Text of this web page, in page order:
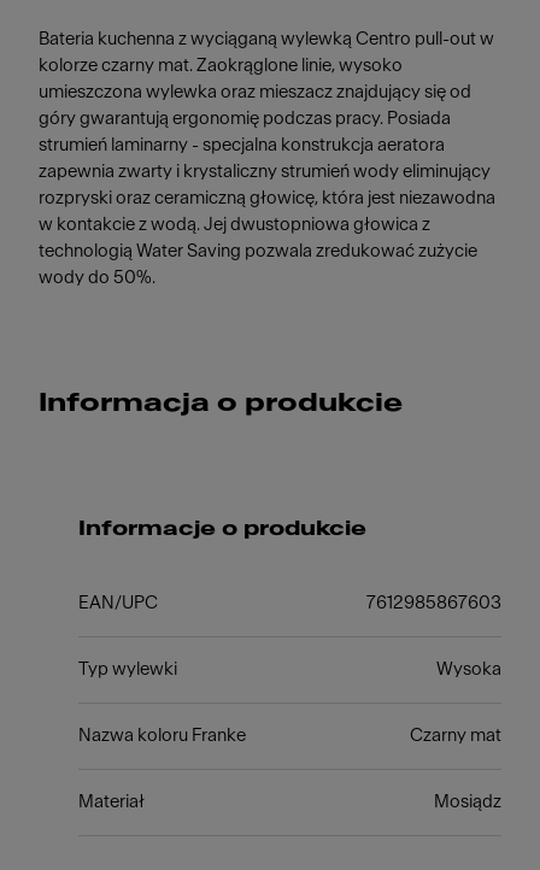
Bateria kuchenna z wyciąganą wylewką Centro pull-out w
kolorze czarny mat. Zaokrąglone linie, wysoko
umieszczona wylewka oraz mieszacz znajdujący się od
góry gwarantują ergonomię podczas pracy. Posiada
strumień laminarny - specjalna konstrukcja aeratora
zapewnia zwarty i krystaliczny strumień wody eliminujący
rozpryski oraz ceramiczną głowicę, która jest niezawodna
w kontakcie z wodą. Jej dwustopniowa głowica z
technologią Water Saving pozwala zredukować zużycie
wody do 50%.
Informacja o produkcie
Informacje o produkcie
EAN/UPC 7612985867603
Typ wylewki Wysoka
Nazwa koloru Franke Czarny mat
Materiał Mosiądz